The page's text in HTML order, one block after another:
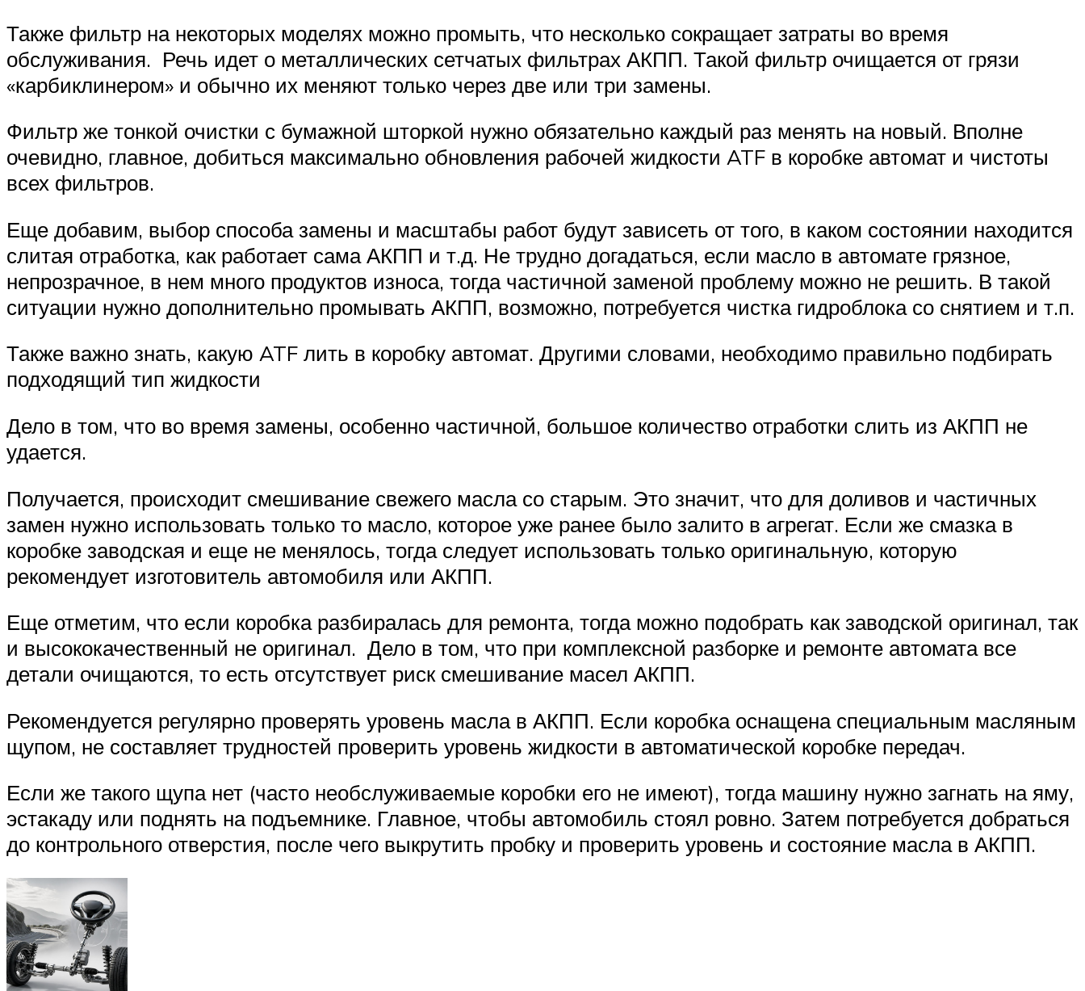
Также фильтр на некоторых моделях можно промыть, что несколько сокращает затраты во время
обслуживания. Речь идет о металлических сетчатых фильтрах АКПП. Такой фильтр очищается от грязи
«карбиклинером» и обычно их меняют только через две или три замены.
Фильтр же тонкой очистки с бумажной шторкой нужно обязательно каждый раз менять на новый. Вполне
очевидно, главное, добиться максимально обновления рабочей жидкости ATF в коробке автомат и чистоты
всех фильтров.
Еще добавим, выбор способа замены и масштабы работ будут зависеть от того, в каком состоянии находится
слитая отработка, как работает сама АКПП и т.д. Не трудно догадаться, если масло в автомате грязное,
непрозрачное, в нем много продуктов износа, тогда частичной заменой проблему можно не решить. В такой
ситуации нужно дополнительно промывать АКПП, возможно, потребуется чистка гидроблока со снятием и т.п.
Также важно знать, какую ATF лить в коробку автомат. Другими словами, необходимо правильно подбирать
подходящий тип жидкости
Дело в том, что во время замены, особенно частичной, большое количество отработки слить из АКПП не
удается.
Получается, происходит смешивание свежего масла со старым. Это значит, что для доливов и частичных
замен нужно использовать только то масло, которое уже ранее было залито в агрегат. Если же смазка в
коробке заводская и еще не менялось, тогда следует использовать только оригинальную, которую
рекомендует изготовитель автомобиля или АКПП.
Еще отметим, что если коробка разбиралась для ремонта, тогда можно подобрать как заводской оригинал, так
и высококачественный не оригинал. Дело в том, что при комплексной разборке и ремонте автомата все
детали очищаются, то есть отсутствует риск смешивание масел АКПП.
Рекомендуется регулярно проверять уровень масла в АКПП. Если коробка оснащена специальным масляным
щупом, не составляет трудностей проверить уровень жидкости в автоматической коробке передач.
Если же такого щупа нет (часто необслуживаемые коробки его не имеют), тогда машину нужно загнать на яму,
эстакаду или поднять на подъемнике. Главное, чтобы автомобиль стоял ровно. Затем потребуется добраться
до контрольного отверстия, после чего выкрутить пробку и проверить уровень и состояние масла в АКПП.